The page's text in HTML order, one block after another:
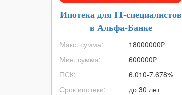
Ипотека для IT-специалистов
в Альфа-Банке
Макс. сумма:
Мин. сумма:
ПСК:
Срок ипотеки:
18000000₽
600000₽
6.010-7.678%
до 30 лет